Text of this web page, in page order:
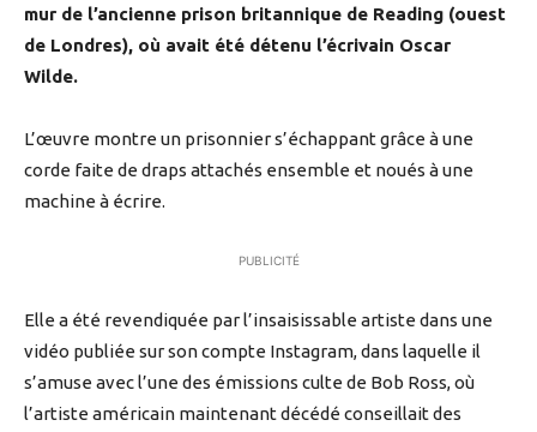
mur de l’ancienne prison britannique de Reading (ouest
de Londres), où avait été détenu l’écrivain Oscar
Wilde.
L’œuvre montre un prisonnier s’échappant grâce à une
corde faite de draps attachés ensemble et noués à une
machine à écrire.
PUBLICITÉ
Elle a été revendiquée par l’insaisissable artiste dans une
vidéo publiée sur son compte Instagram, dans laquelle il
s’amuse avec l’une des émissions culte de Bob Ross, où
l’artiste américain maintenant décédé conseillait des